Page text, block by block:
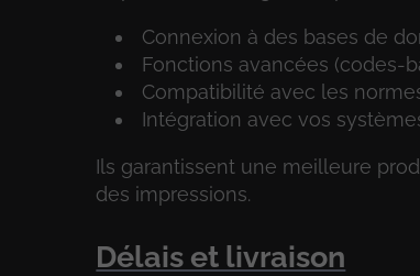
Connexion à des bases de
Fonctions avancées (codes-
Compatibilité avec les normes
Intégration avec vos
Ils garantissent une meilleure
des impressions.
Délais et livraison